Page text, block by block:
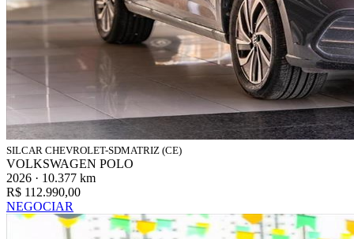
SILCAR CHEVROLET-SDMATRIZ (CE)
VOLKSWAGEN POLO
2026 · 10.377 km
R$ 112.990,00
NEGOCIAR